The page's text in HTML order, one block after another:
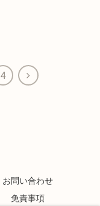
4
お問い合わせ
免責事項